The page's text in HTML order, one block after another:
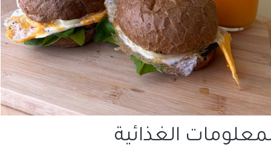
الغذائية